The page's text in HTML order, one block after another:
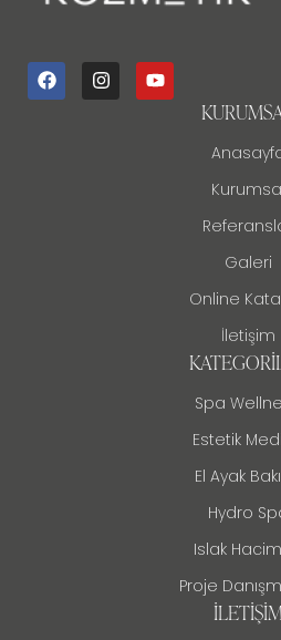
Galeri
Online
İletişim
Spa
Estetik
El Ayak
Hydro
Islak
Proje
İLETIŞIM